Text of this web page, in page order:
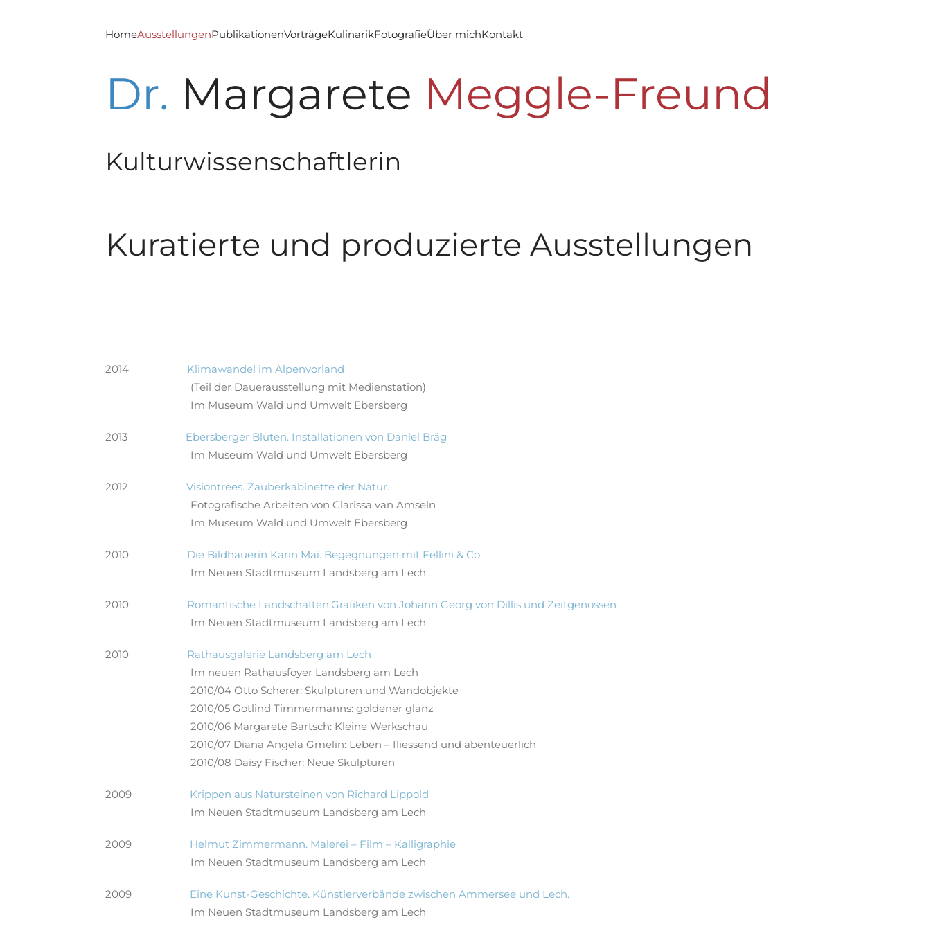
Zum Hauptinhalt springen
HomeAusstellungenPublikationenVorträgeKulinarikFotografieÜber michKontakt
Dr. Margarete Meggle-Freund
Kulturwissenschaftlerin
Kuratierte und produzierte Ausstellungen
2014 Klimawandel im Alpenvorland
(Teil der Dauerausstellung mit Medienstation)
Im Museum Wald und Umwelt Ebersberg
2013 Ebersberger Blüten. Installationen von Daniel Bräg
Im Museum Wald und Umwelt Ebersberg
2012 Visiontrees. Zauberkabinette der Natur.
Fotografische Arbeiten von Clarissa van Amseln
Im Museum Wald und Umwelt Ebersberg
2010 Die Bildhauerin Karin Mai. Begegnungen mit Fellini & Co
Im Neuen Stadtmuseum Landsberg am Lech
2010 Romantische Landschaften.Grafiken von Johann Georg von Dillis und Zeitgenossen
Im Neuen Stadtmuseum Landsberg am Lech
2010 Rathausgalerie Landsberg am Lech
Im neuen Rathausfoyer Landsberg am Lech
2010/04 Otto Scherer: Skulpturen und Wandobjekte
2010/05 Gotlind Timmermanns: goldener glanz
2010/06 Margarete Bartsch: Kleine Werkschau
2010/07 Diana Angela Gmelin: Leben – fliessend und abenteuerlich
2010/08 Daisy Fischer: Neue Skulpturen
2009 Krippen aus Natursteinen von Richard Lippold
Im Neuen Stadtmuseum Landsberg am Lech
2009 Helmut Zimmermann. Malerei – Film – Kalligraphie
Im Neuen Stadtmuseum Landsberg am Lech
2009 Eine Kunst-Geschichte. Künstlerverbände zwischen Ammersee und Lech.
Im Neuen Stadtmuseum Landsberg am Lech